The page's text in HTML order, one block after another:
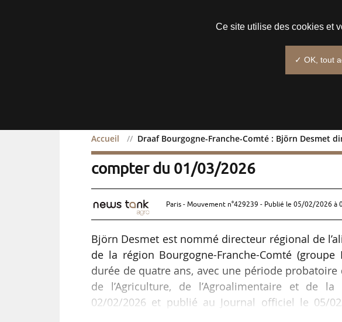
Accueil Draaf Bourgogne-Franche-Comté : Björn Desmet
Draaf Bourgogne-Franche-Comté :
compter du 01/03/2026
Paris - Mouvement n°429239 - Publié le 05/02/2026 à
Björn Desmet est nommé directeur régional de
de la région Bourgogne-Franche-Comté
durée de quatre ans, avec une période
de l’Agriculture, de l’Agroalimentaire et de
02/02/2026 et publié au Journal officiel le 05/
Ce site utilise des cookies et
✓ OK, tout